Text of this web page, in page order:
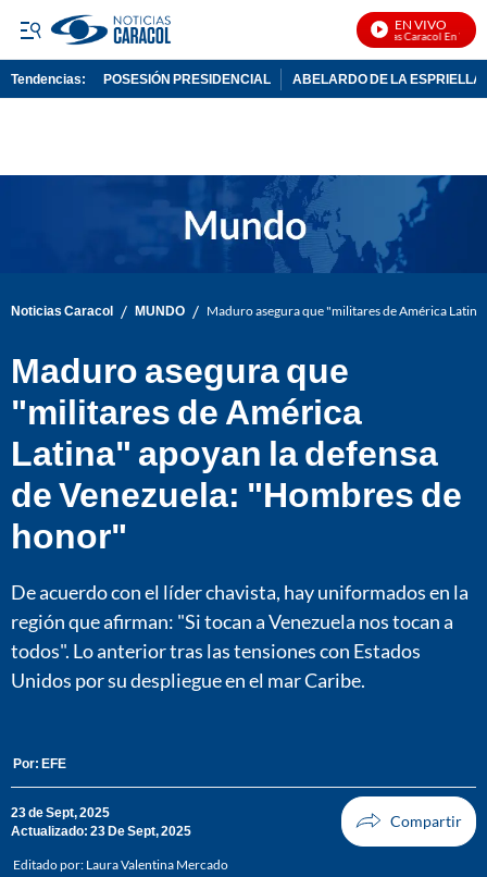
EN VIVO
Noticias Caracol En Vivo
Tendencias: POSESIÓN PRESIDENCIAL ABELARDO DE LA ESPRIELLA
Noticias Caracol / MUNDO / Maduro asegura que "militares de América
Maduro asegura que
"militares de América
Latina" apoyan la defensa
de Venezuela: "Hombres de
honor"
De acuerdo con el líder chavista, hay uniformados en la
región que afirman: "Si tocan a Venezuela nos tocan a
todos". Lo anterior tras las tensiones con Estados
Unidos por su despliegue en el mar Caribe.
Por: EFE
23 de Sept, 2025
Actualizado: 23 De Sept, 2025
Editado por: Laura Valentina Mercado